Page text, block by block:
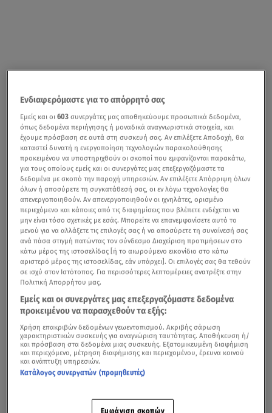
Ενδιαφερόμαστε για το απόρρητό σας
Εμείς και οι603 συνεργάτες μας αποθηκεύουμε προσωπικά δεδομένα,
όπως δεδομένα περιήγησης ή μοναδικά αναγνωριστικά στοιχεία, και
έχουμε πρόσβαση σε αυτά στη συσκευή σας. Αν επιλέξετε Αποδοχή, θα
καταστεί δυνατή η ενεργοποίηση τεχνολογιών παρακολούθησης
προκειμένου να υποστηριχθούν οι σκοποί που εμφανίζονται παρακάτω,
για τους οποίους εμείς και οι συνεργάτες μας επεξεργαζόμαστε τα
δεδομένα με σκοπό την παροχή υπηρεσιών. Αν επιλέξετε Απόρριψη όλων
όλων ή αποσύρετε τη συγκατάθεσή σας, οι εν λόγω τεχνολογίες θα
απενεργοποιηθούν. Αν απενεργοποιηθούν οι ιχνηλάτες, ορισμένο
περιεχόμενο και κάποιες από τις διαφημίσεις που βλέπετε ενδέχεται να
μην είναι τόσο σχετικές με εσάς. Μπορείτε να επανεμφανίσετε αυτό το
μενού για να αλλάξετε τις επιλογές σας ή να αποσύρετε τη συναίνεσή σας
ανά πάσα στιγμή πατώντας τον σύνδεσμο Διαχείριση προτιμήσεων στο
κάτω μέρος της ιστοσελίδας [ή το αιωρούμενο εικονίδιο στο κάτω
αριστερό μέρος της ιστοσελίδας, εάν υπάρχει]. Οι επιλογές σας θα τεθούν
σε ισχύ στον Ιστότοπος. Για περισσότερες λεπτομέρειες ανατρέξτε στην
Πολιτική Απορρήτου μας.
Εμείς και οι συνεργάτες μας επεξεργαζόμαστε δεδομένα
προκειμένου να παρασχεθούν τα εξής:
Χρήση επακριβών δεδομένων γεωεντοπισμού. Ακριβής σάρωση
χαρακτηριστικών συσκευής για αναγνώριση ταυτότητας. Αποθήκευση ή/
και πρόσβαση στα δεδομένα μιας συσκευής. Εξατομικευμένη διαφήμιση
και περιεχόμενο, μέτρηση διαφήμισης και περιεχομένου, έρευνα κοινού
και ανάπτυξη υπηρεσιών.
Κατάλογος συνεργατών (προμηθευτές)
Εμφάνιση σκοπών